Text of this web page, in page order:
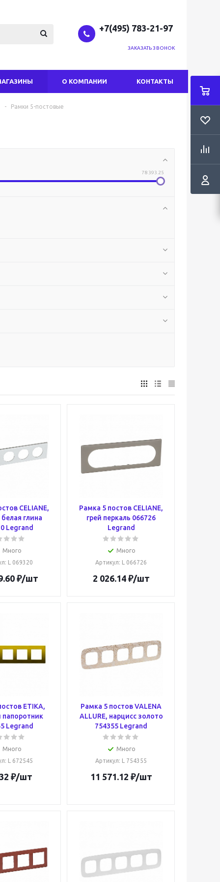
+7(495) 783-21-97
ЗАКАЗАТЬ ЗВОНОК
О КОМПАНИИ КОНТАКТЫ
- Рамки 5-постовые
78 393.25
CELIANE,
глина
Legrand
Много
: L 069320
₽/шт
Рамка 5 постов CELIANE,
грей перкаль 066726
Legrand
Много
Артикул: L 066726
2 026.14₽/шт
ETIKA,
папоротник
Legrand
Много
: L 672545
₽/шт
Рамка 5 постов VALENA
ALLURE, нарцисс золото
754355 Legrand
Много
Артикул: L 754355
11 571.12 ₽/шт